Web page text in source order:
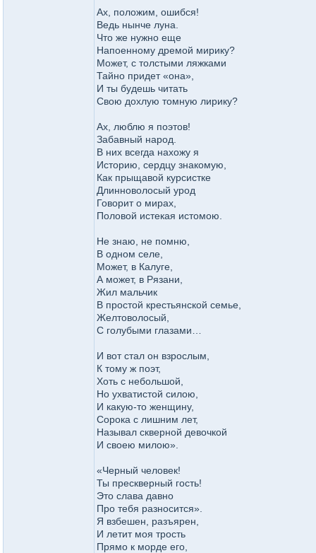
Ах, положим, ошибся!
Ведь нынче луна.
Что же нужно еще
Напоенному дремой мирику?
Может, с толстыми ляжками
Тайно придет «она»,
И ты будешь читать
Свою дохлую томную лирику?
Ах, люблю я поэтов!
Забавный народ.
В них всегда нахожу я
Историю, сердцу знакомую,
Как прыщавой курсистке
Длинноволосый урод
Говорит о мирах,
Половой истекая истомою.
Не знаю, не помню,
В одном селе,
Может, в Калуге,
А может, в Рязани,
Жил мальчик
В простой крестьянской семье,
Желтоволосый,
С голубыми глазами…
И вот стал он взрослым,
К тому ж поэт,
Хоть с небольшой,
Но ухватистой силою,
И какую-то женщину,
Сорока с лишним лет,
Называл скверной девочкой
И своею милою».
«Черный человек!
Ты прескверный гость!
Это слава давно
Про тебя разносится».
Я взбешен, разъярен,
И летит моя трость
Прямо к морде его,